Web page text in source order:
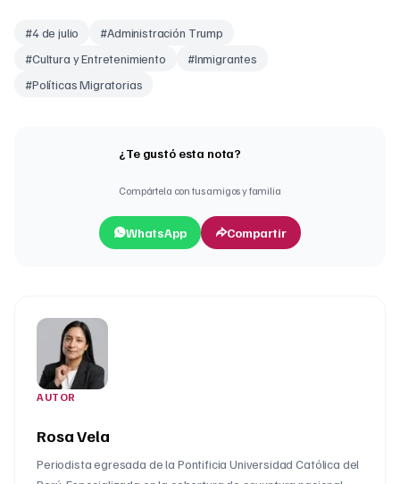
#4 de julio #Administración Trump
#Cultura y Entretenimiento #Inmigrantes
#Políticas Migratorias
¿Te gustó esta nota?
Compártela con tus amigos y familia
WhatsApp Compartir
AUTOR
Rosa Vela
Periodista egresada de la Pontificia Universidad Católica del